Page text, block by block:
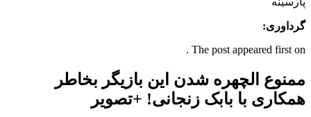
گرداوری:
The post appeared first on .
ممنوع الچهره شدن این بازیگر بخاطر
همکاری با بابک زنجانی! +تصویر